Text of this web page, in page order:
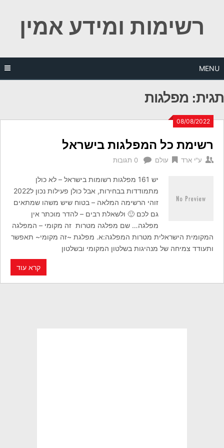
contentרשימות ומידע אמין
MENU
תגית: מפלגות
08/08/2022
רשימת כל המפלגות בישראל
ע"י ארד עולם 0 תגובות
יש 161 מפלגות רשומות בישראל – לא כולן
מתמודדות בבחירות, אבל כולן פעילות נכון ל2022
זוהי הרשימה המלאה – בטוח שיש משהו שמתאים
גם לכם 🙂 ולשאלת רבים – להדר מוכתר אין
מפלגה… שם מפלגה מטרות זה מקומי – המפלגה
המקומית הישראלית מטרות המפלגה:א. מפלגת ~זה מקומי~ תאפשר
ותעודד צמיחה של מנהיגות בשלטון המקומי ובשלטון
קרא עוד